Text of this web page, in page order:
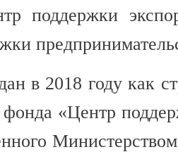
поддержки
в 2018 году как
фонда «Центр
Министерством